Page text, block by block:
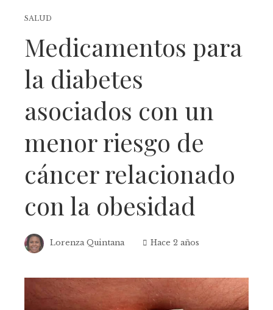
SALUD
Medicamentos para
la diabetes
asociados con un
menor riesgo de
cáncer relacionado
con la obesidad
Lorenza Quintana Hace 2 años